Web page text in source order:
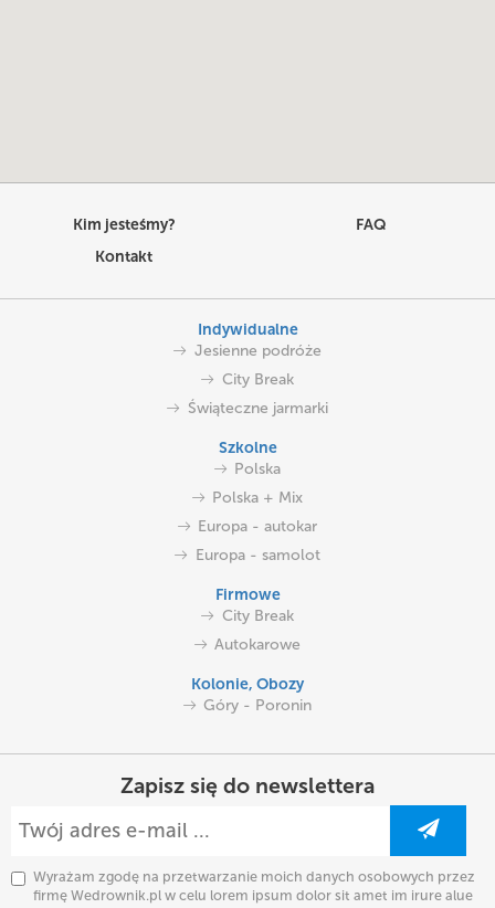
Kim jesteśmy?
FAQ
Kontakt
Indywidualne
Jesienne podróże
City Break
Świąteczne jarmarki
Szkolne
Polska
Polska + Mix
Europa - autokar
Europa - samolot
Firmowe
City Break
Autokarowe
Kolonie, Obozy
Góry - Poronin
Zapisz się do newslettera
Wyrażam zgodę na przetwarzanie moich danych osobowych przez
firmę Wedrownik.pl w celu lorem ipsum dolor sit amet im irure alue